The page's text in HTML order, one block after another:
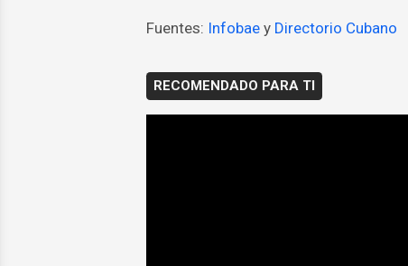
Fuentes: Infobae y Directorio Cubano
RECOMENDADO PARA TI